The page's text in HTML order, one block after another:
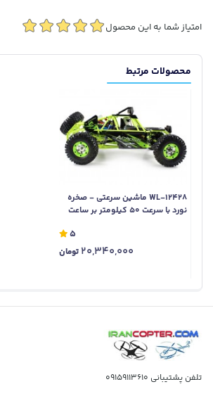
امتیاز شما به این محصول
محصولات مرتبط
WL-12428 ماشین سرعتی - صخره
نورد با سرعت 50 کیلومتر بر ساعت
5
20,340,000 تومان
تلفن پشتیبانی 09159113610